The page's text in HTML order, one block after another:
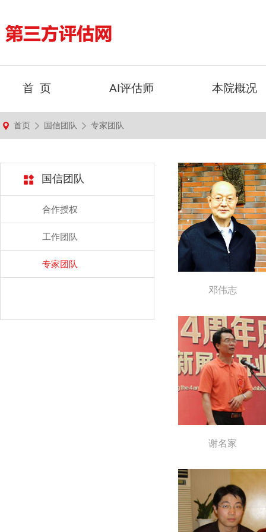
首 页 AI评估师 本院概况
首页 国信团队 专家团队
国信团队
合作授权
工作团队
专家团队
邓伟志
谢名家